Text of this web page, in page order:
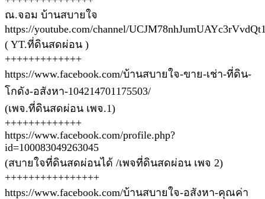
ณ.จอม บ้านสบายใจ
https://youtube.com/channel/
( YT.ที่ดินสดผ่อน )
+++++++++++++
https://www.facebook.com/บ้านสบายใจ-ขาย-เช่า-ที่ดิน-
โกดัง-อสังหา-104214701175503/
(เพจ.ที่ดินสดผ่อน เพจ.1)
+++++++++++++
https://www.facebook.com/profile.php?
id=100083049263045
(สบายใจที่ดินสดผ่อนได้ /เพจที่ดินสดผ่อน เพจ 2)
++++++++++++++++
https://www.facebook.com/บ้านสบายใจ-อสังหา-คุณค่า